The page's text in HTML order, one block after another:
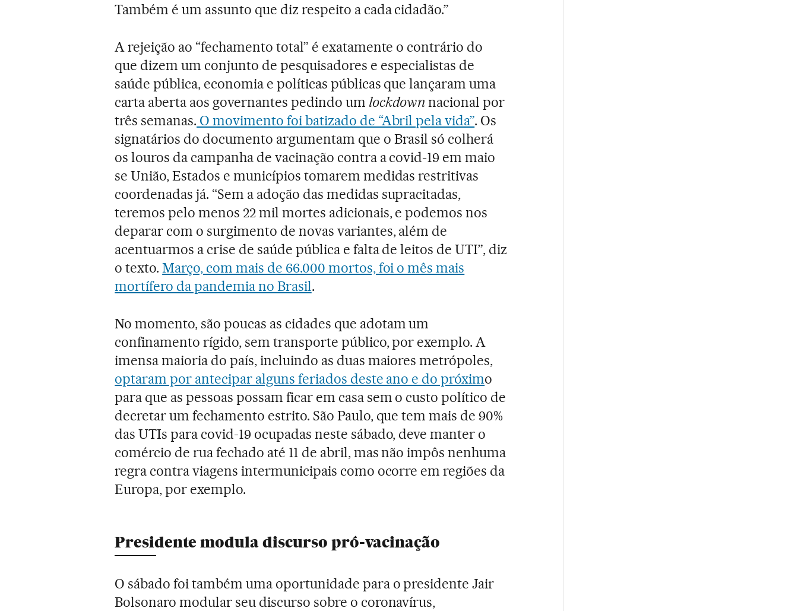
Também é um assunto que diz respeito a cada cidadão.”
A rejeição ao “fechamento total” é exatamente o contrário do
que dizem um conjunto de pesquisadores e especialistas de
saúde pública, economia e políticas públicas que lançaram uma
carta aberta aos governantes pedindo um lockdownnacional por
três semanas. O movimento foi batizado de “Abril pela vida”. Os
signatários do documento argumentam que o Brasil só colherá
os louros da campanha de vacinação contra a covid-19 em maio
se União, Estados e municípios tomarem medidas restritivas
coordenadas já. “Sem a adoção das medidas supracitadas,
teremos pelo menos 22 mil mortes adicionais, e podemos nos
deparar com o surgimento de novas variantes, além de
acentuarmos a crise de saúde pública e falta de leitos de UTI”, diz
o texto.Março, com mais de 66.000 mortos, foi o mês mais
mortífero da pandemia no Brasil.
No momento, são poucas as cidades que adotam um
confinamento rígido, sem transporte público, por exemplo. A
imensa maioria do país, incluindo as duas maiores metrópoles,
optaram por antecipar alguns feriados deste ano e do próximo
para que as pessoas possam ficar em casa sem o custo político de
decretar um fechamento estrito. São Paulo, que tem mais de 90%
das UTIs para covid-19 ocupadas neste sábado, deve manter o
comércio de rua fechado até 11 de abril, mas não impôs nenhuma
regra contra viagens intermunicipais como ocorre em regiões da
Europa, por exemplo.
Presidente modula discurso pró-vacinação
O sábado foi também uma oportunidade para o presidente Jair
Bolsonaro modular seu discurso sobre o coronavírus,